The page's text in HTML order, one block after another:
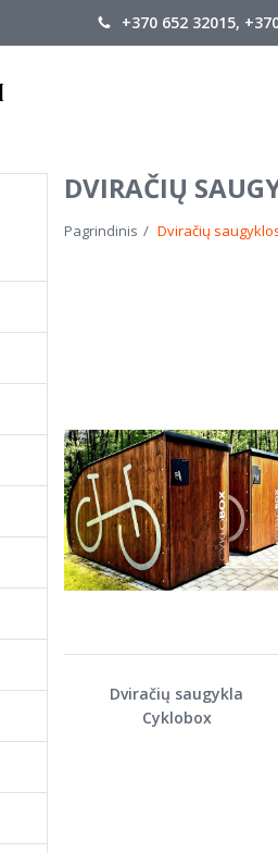
+370 652 32015,
DVIRAČIŲ
Pagrindinis Dviračių
Dviračių saugykla
Cyklobox